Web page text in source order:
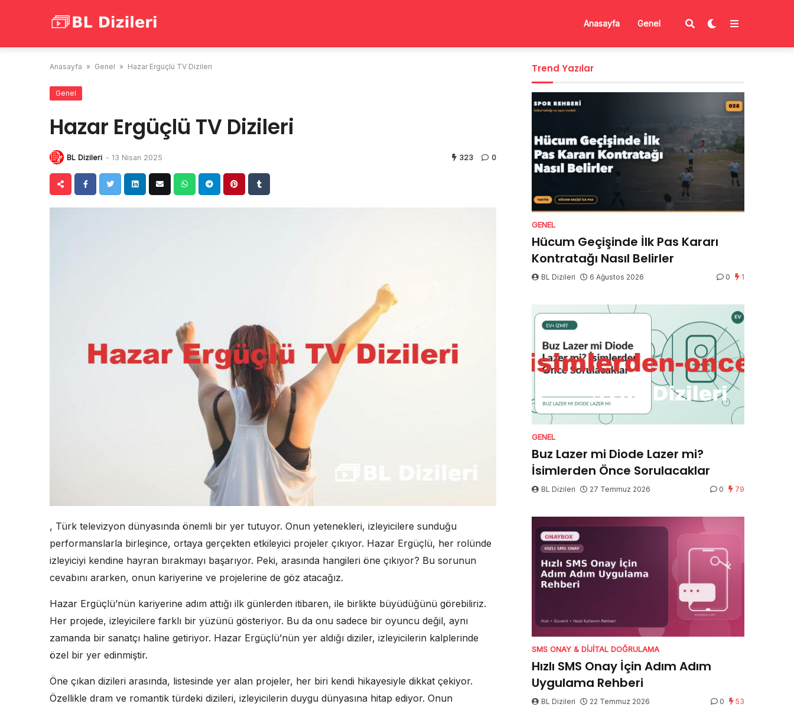
Anasayfa Genel
Anasayfa » Genel » Hazar Ergüçlü TV Dizileri
Genel
Hazar Ergüçlü TV Dizileri
BL Dizileri - 13 Nisan 2025 323 0
, Türk televizyon dünyasında önemli bir yer tutuyor. Onun yetenekleri, izleyicilere sunduğu
performanslarla birleşince, ortaya gerçekten etkileyici projeler çıkıyor. Hazar Ergüçlü, her rolünde
izleyiciyi kendine hayran bırakmayı başarıyor. Peki, arasında hangileri öne çıkıyor? Bu sorunun
cevabını ararken, onun kariyerine ve projelerine de göz atacağız.
Hazar Ergüçlü’nün kariyerine adım attığı ilk günlerden itibaren, ile birlikte büyüdüğünü görebiliriz.
Her projede, izleyicilere farklı bir yüzünü gösteriyor. Bu da onu sadece bir oyuncu değil, aynı
zamanda bir sanatçı haline getiriyor. Hazar Ergüçlü’nün yer aldığı diziler, izleyicilerin kalplerinde
özel bir yer edinmiştir.
Öne çıkan dizileri arasında, listesinde yer alan projeler, her biri kendi hikayesiyle dikkat çekiyor.
Özellikle dram ve romantik türdeki dizileri, izleyicilerin duygu dünyasına hitap ediyor. Onun
Trend Yazılar
GENEL
Hücum Geçişinde İlk Pas Kararı
Kontratağı Nasıl Belirler
BL Dizileri 6 Ağustos 2026 0 1
GENEL
Buz Lazer mi Diode Lazer mi?
İsimlerden Önce Sorulacaklar
BL Dizileri 27 Temmuz 2026 0 79
SMS ONAY & DIJITAL DOĞRULAMA
Hızlı SMS Onay İçin Adım Adım
Uygulama Rehberi
BL Dizileri 22 Temmuz 2026 0 53